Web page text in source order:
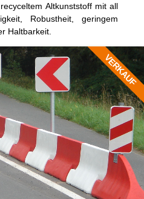
Altkunststoff mit all
Robustheit, geringem
Haltbarkeit.
VERKAUF